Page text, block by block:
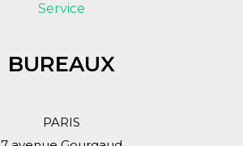
Service
BUREAUX
PARIS